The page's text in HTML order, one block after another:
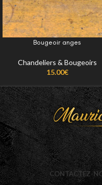
Bougeoir anges
Chandeliers & Bougeoirs
15.00€
CONTACTEZ-